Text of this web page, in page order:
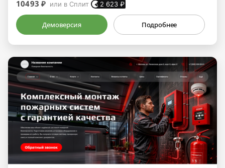
10493 ₽ или в Сплит 2 623 ₽
Демоверсия Подробнее